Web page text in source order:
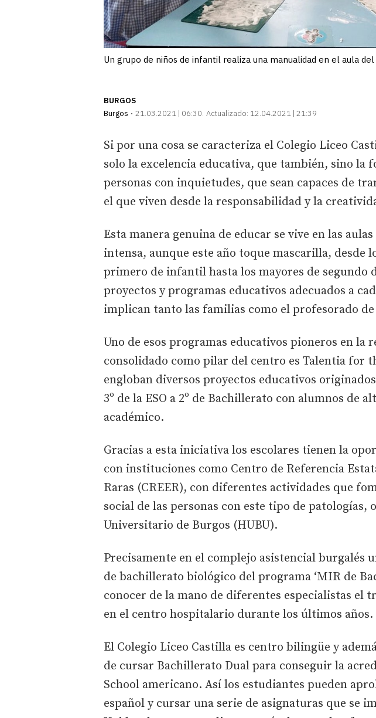
Un grupo de niños de infantil realiza una manualidad en el aula
BURGOS
Burgos
21.03.2021 | 06:30 Actualizado: 12.04.2021 | 21:39
Si por una cosa se caracteriza el Colegio Liceo
solo la excelencia educativa, que también, sino la
personas con inquietudes, que sean capaces de
el que viven desde la responsabilidad y la
Esta manera genuina de educar se vive en las
intensa, aunque este año toque mascarilla, desde
primero de infantil hasta los mayores de segundo
proyectos y programas educativos adecuados a
implican tanto las familias como el profesorado
Uno de esos programas educativos pioneros en la
consolidado como pilar del centro es Talentia for
engloban diversos proyectos educativos
3º de la ESO a 2º de Bachillerato con alumnos de
académico.
Gracias a esta iniciativa los escolares tienen la
con instituciones como Centro de Referencia
Raras (CREER), con diferentes actividades que
social de las personas con este tipo de patologías,
Universitario de Burgos (HUBU).
Precisamente en el complejo asistencial burgalés
de bachillerato biológico del programa ‘MIR de
conocer de la mano de diferentes especialistas el
en el centro hospitalario durante los últimos años.
El Colegio Liceo Castilla es centro bilingüe y
de cursar Bachillerato Dual para conseguir la
School americano. Así los estudiantes pueden
español y cursar una serie de asignaturas que se